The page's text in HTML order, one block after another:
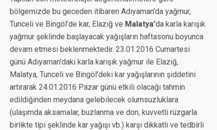
bölgemizde bu geceden itibaren Adıyaman’da yağmur,
Tunceli ve Bingöl’de kar, Elazığ ve Malatya’da karla karışık
yağmur şeklinde başlayacak yağışların haftasonu boyunca
devam etmesi beklenmektedir. 23.01.2016 Cumartesi
günü Adıyaman’daki karla karışık yağmur ile Elazığ,
Malatya, Tunceli ve Bingöl’deki kar yağışlarının şiddetini
artırarak 24.01.2016 Pazar günü etkili olacağı tahmin
edildiğinden meydana gelebilecek olumsuzluklara
(ulaşımda aksamalar, buzlanma ve don, kuvvetli rüzgarla
birlikte tipi şeklinde kar yağışı vb.) karşı dikkatli ve tedbirli